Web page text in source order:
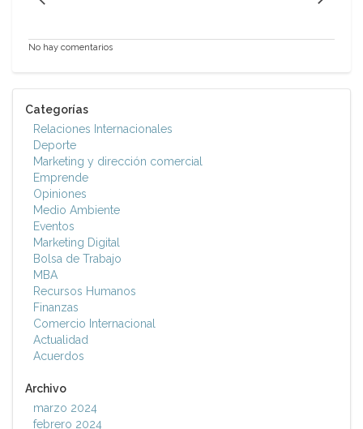
No hay comentarios
Categorías
Relaciones Internacionales
Deporte
Marketing y dirección comercial
Emprende
Opiniones
Medio Ambiente
Eventos
Marketing Digital
Bolsa de Trabajo
MBA
Recursos Humanos
Finanzas
Comercio Internacional
Actualidad
Acuerdos
Archivo
marzo 2024
febrero 2024